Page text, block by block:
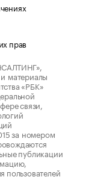
прав
материалы
«РБК»
связи,
за номером
публикации
пользователей